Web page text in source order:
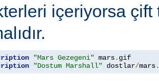
içeriyorsa çift
"Mars Gezegeni" mars. gif
"Dostum Marshall" dostlar/mars.